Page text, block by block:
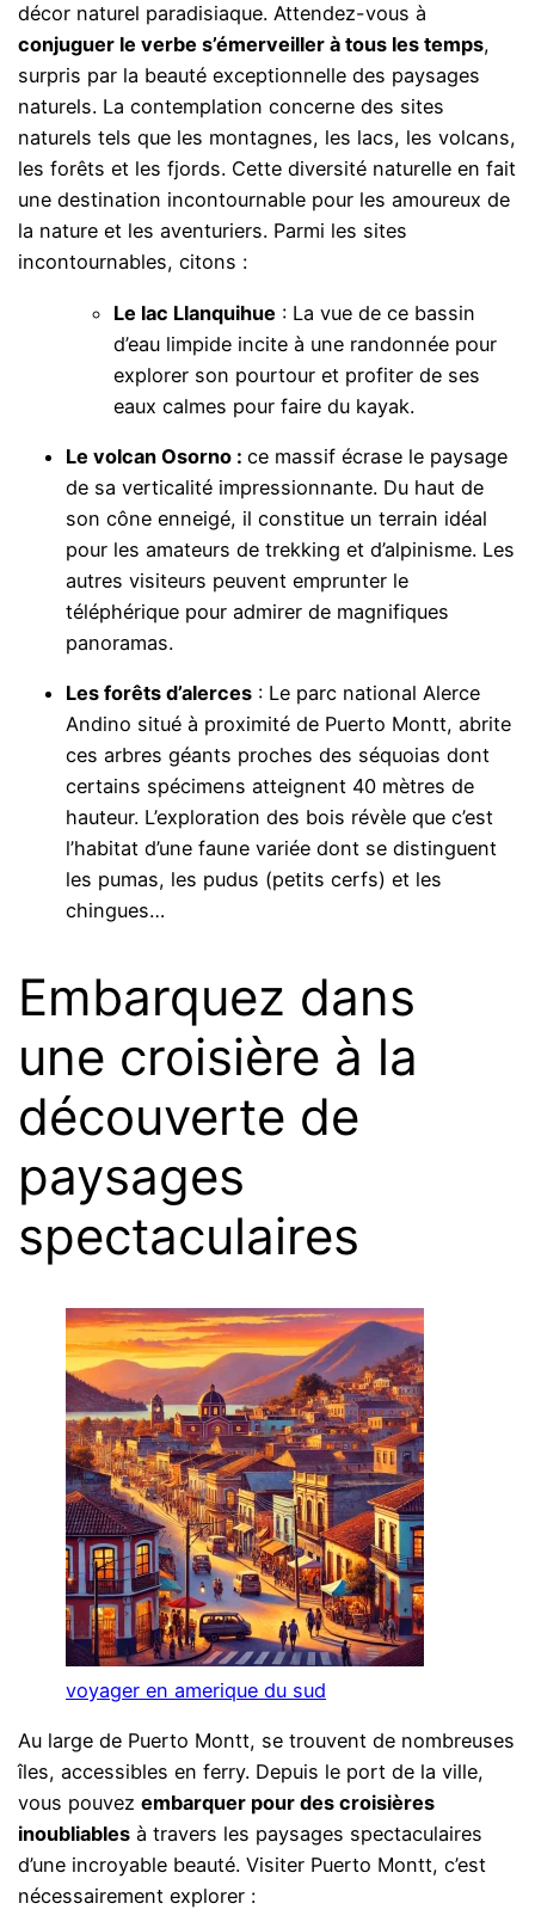
décor naturel paradisiaque. Attendez-vous à
conjuguer le verbe s’émerveiller à tous les temps,
surpris par la beauté exceptionnelle des paysages
naturels. La contemplation concerne des sites
naturels tels que les montagnes, les lacs, les volcans,
les forêts et les fjords. Cette diversité naturelle en fait
une destination incontournable pour les amoureux de
la nature et les aventuriers. Parmi les sites
incontournables, citons :
Le lac Llanquihue : La vue de ce bassin
d’eau limpide incite à une randonnée pour
explorer son pourtour et profiter de ses
eaux calmes pour faire du kayak.
Le volcan Osorno :ce massif écrase le paysage
de sa verticalité impressionnante. Du haut de
son cône enneigé, il constitue un terrain idéal
pour les amateurs de trekking et d’alpinisme. Les
autres visiteurs peuvent emprunter le
téléphérique pour admirer de magnifiques
panoramas.
Les forêts d’alerces : Le parc national Alerce
Andino situé à proximité de Puerto Montt, abrite
ces arbres géants proches des séquoias dont
certains spécimens atteignent 40 mètres de
hauteur. L’exploration des bois révèle que c’est
l’habitat d’une faune variée dont se distinguent
les pumas, les pudus (petits cerfs) et les
chingues…
Embarquez dans
une croisière à la
découverte de
paysages
spectaculaires
voyager en amerique du sud
Au large de Puerto Montt, se trouvent de nombreuses
îles, accessibles en ferry. Depuis le port de la ville,
vous pouvezembarquer pour des croisières
inoubliables à travers les paysages spectaculaires
d’une incroyable beauté. Visiter Puerto Montt, c’est
nécessairement explorer :